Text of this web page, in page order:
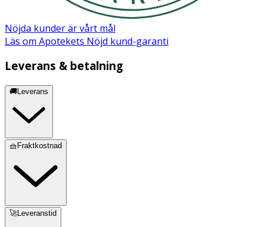
Nöjda kunder är vårt mål
Läs om Apotekets Nöjd kund-garanti
Leverans & betalning
🚚Leverans
🧺Fraktkostnad
🚀Leveranstid